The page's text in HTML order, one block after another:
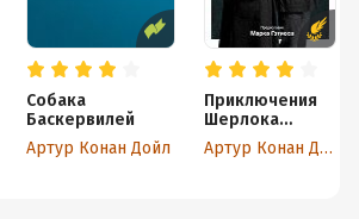
Собака
Баскервилей
Артур Конан Дойл
Приключения
Шерлока
Холмса
Артур Конан Дойл